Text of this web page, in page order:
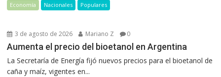
Economía Nacionales Populares
3 de agosto de 2026 Mariano Z 0
Aumenta el precio del bioetanol en Argentina
La Secretaría de Energía fijó nuevos precios para el bioetanol de
caña y maíz, vigentes en...